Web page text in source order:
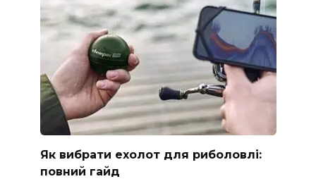
Як вибрати ехолот для риболовлі:
повний гайд